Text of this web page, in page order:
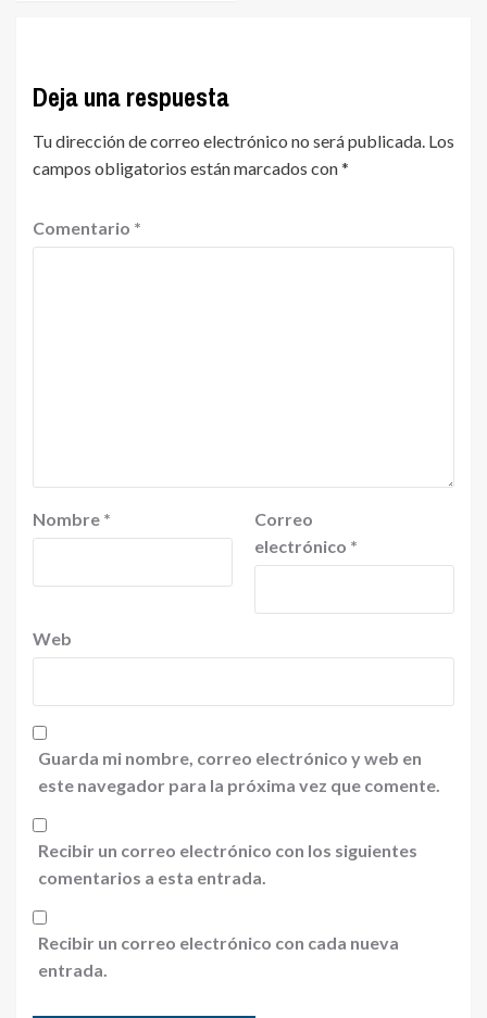
Deja una respuesta
Tu dirección de correo electrónico no será publicada. Los
campos obligatorios están marcados con*
Comentario *
Nombre *
Correo
electrónico *
Web
Guarda mi nombre, correo electrónico y web en
este navegador para la próxima vez que comente.
Recibir un correo electrónico con los siguientes
comentarios a esta entrada.
Recibir un correo electrónico con cada nueva
entrada.